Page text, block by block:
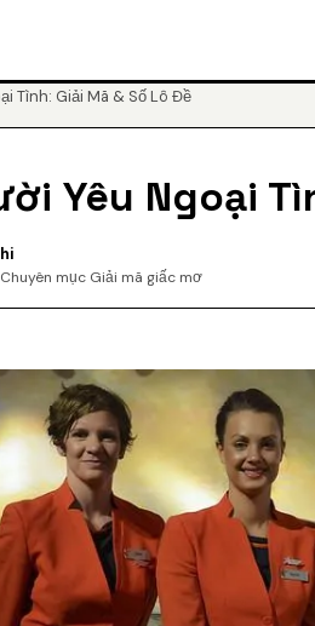
Tình: Giải Mã & Số Lô Đề
Yêu Ngoại
mục Giải mã giấc mơ